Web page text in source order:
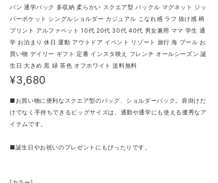
バン 通学バック 多収納 柔らかい スクエア型 バックル マグネット ジッ
パーポケット シングルショルダー カジュアル こなれ感 ラフ 抜け感 柄
プリント アルファベット 10代 20代 30代 40代 男女兼用 ママ 学生 通
学 お泊まり 休日 運動 アウトドア イベント リゾート 旅行 海 プール お
買い物 デイリー ギフト 定番 インスタ映え フレンチ オールシーズン 誕
生日 大きめ 黒 緑 茶色 オフホワイト 送料無料
¥3,680
■お買い物に便利なスクエア型のバッグ、ショルダーバック。肩掛けだ
けでなく手持ちできるビッグサイズは、通勤や通学にも使える優秀なア
イテムです。
■誕生日やお祝いのプレゼントにもぴったりです。